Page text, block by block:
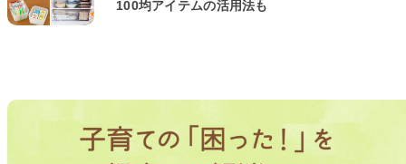
100均アイテムの活用法も